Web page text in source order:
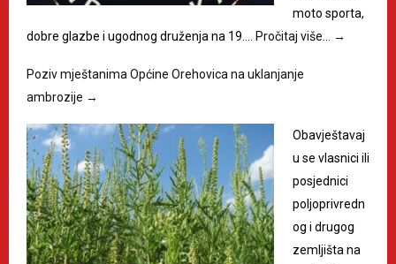
moto sporta,
dobre glazbe i ugodnog druženja na 19.…
Pročitaj više… →
Poziv mještanima Općine Orehovica na uklanjanje
ambrozije →
Obavještavaj
u se vlasnici ili
posjednici
poljoprivredn
og i drugog
zemljišta na